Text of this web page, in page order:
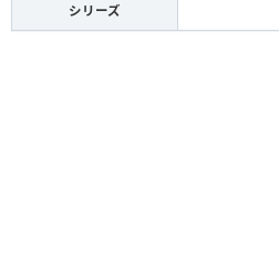
シリーズ